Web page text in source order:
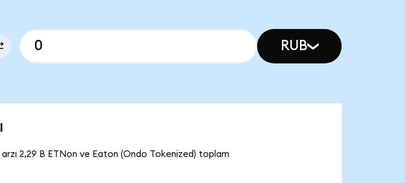
RUB
2,29 B ETNon ve Eaton (Ondo Tokenized) toplam